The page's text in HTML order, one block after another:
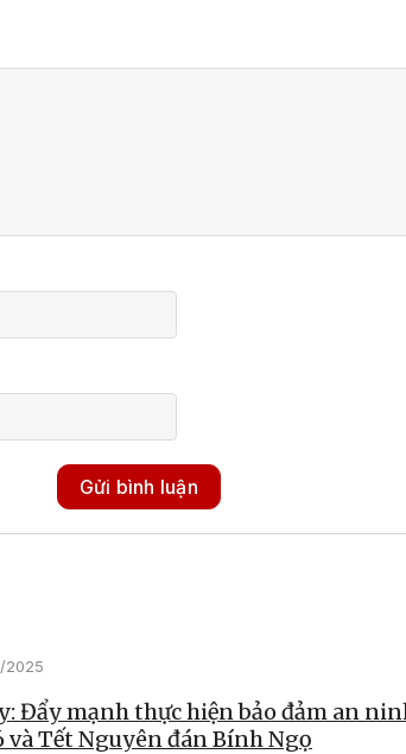
Gửi bình luận
2025
Đẩy mạnh thực hiện bảo đảm an
và Tết Nguyên đán Bính Ngọ